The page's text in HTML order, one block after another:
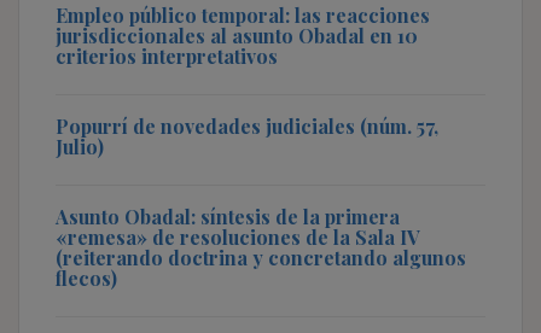
Empleo público temporal: las reacciones
jurisdiccionales al asunto Obadal en 10
criterios interpretativos
Popurrí de novedades judiciales (núm. 57,
Julio)
Asunto Obadal: síntesis de la primera
«remesa» de resoluciones de la Sala IV
(reiterando doctrina y concretando algunos
flecos)